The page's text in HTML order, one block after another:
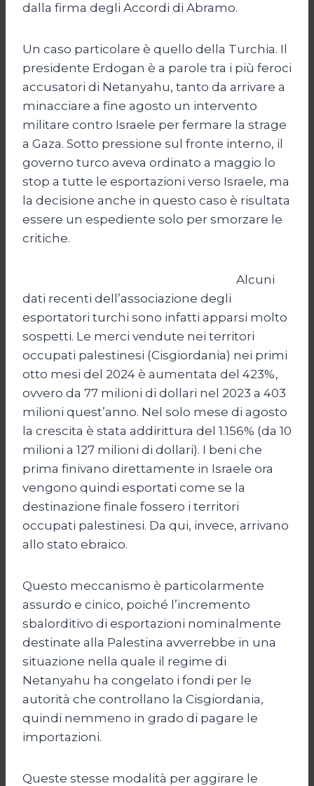
dalla firma degli Accordi di Abramo.
Un caso particolare è quello della Turchia. Il
presidente Erdogan è a parole tra i più feroci
accusatori di Netanyahu, tanto da arrivare a
minacciare a fine agosto un intervento
militare contro Israele per fermare la strage
a Gaza. Sotto pressione sul fronte interno, il
governo turco aveva ordinato a maggio lo
stop a tutte le esportazioni verso Israele, ma
la decisione anche in questo caso è risultata
essere un espediente solo per smorzare le
critiche.
Alcuni
dati recenti dell’associazione degli
esportatori turchi sono infatti apparsi molto
sospetti. Le merci vendute nei territori
occupati palestinesi (Cisgiordania) nei primi
otto mesi del 2024 è aumentata del 423%,
ovvero da 77 milioni di dollari nel 2023 a 403
milioni quest’anno. Nel solo mese di agosto
la crescita è stata addirittura del 1.156% (da 10
milioni a 127 milioni di dollari). I beni che
prima finivano direttamente in Israele ora
vengono quindi esportati come se la
destinazione finale fossero i territori
occupati palestinesi. Da qui, invece, arrivano
allo stato ebraico.
Questo meccanismo è particolarmente
assurdo e cinico, poiché l’incremento
sbalorditivo di esportazioni nominalmente
destinate alla Palestina avverrebbe in una
situazione nella quale il regime di
Netanyahu ha congelato i fondi per le
autorità che controllano la Cisgiordania,
quindi nemmeno in grado di pagare le
importazioni.
Queste stesse modalità per aggirare le